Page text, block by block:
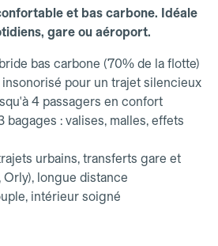
et bas carbone. Idéale
gare ou aéroport.
bas carbone (70% de la flotte)
pour un trajet silencieux
4 passagers en confort
bagages : valises, malles, effets
urbains, transferts gare et
longue distance
intérieur soigné